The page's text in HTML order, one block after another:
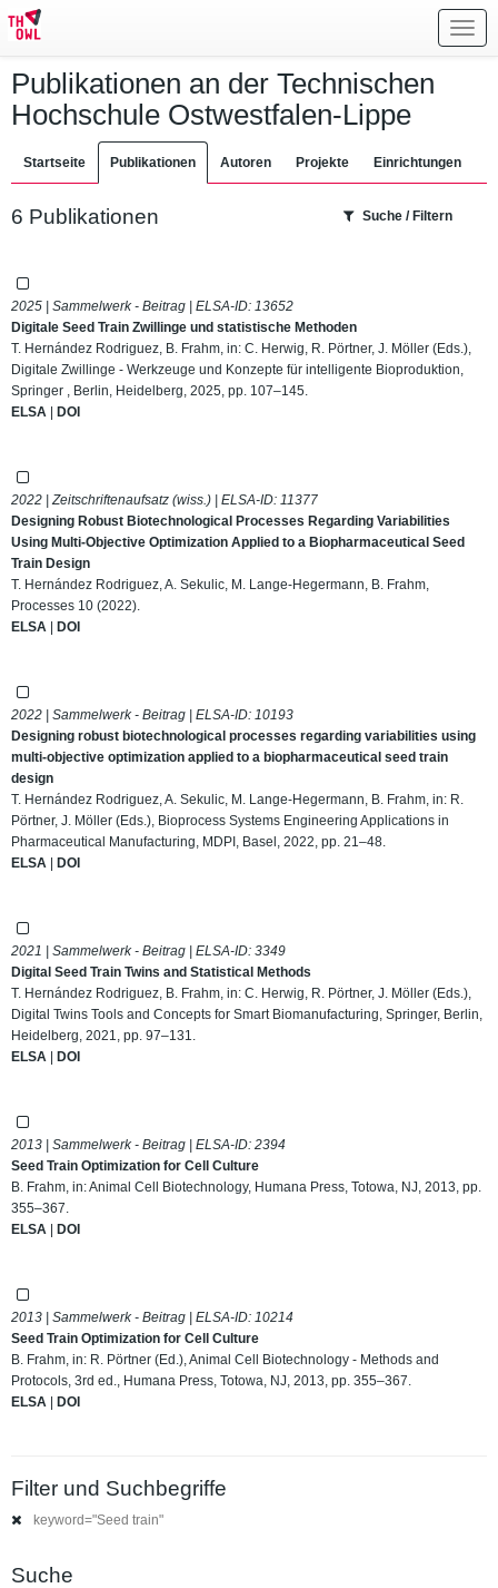
Publikationen an der Technischen
Hochschule Ostwestfalen-Lippe
Startseite Publikationen Autoren Projekte Einrichtungen
6 Publikationen Suche / Filtern
2025 | Sammelwerk - Beitrag | ELSA-ID: 13652
Digitale Seed Train Zwillinge und statistische Methoden
T. Hernández Rodriguez, B. Frahm, in: C. Herwig, R. Pörtner, J. Möller (Eds.),
Digitale Zwillinge - Werkzeuge und Konzepte für intelligente Bioproduktion,
Springer , Berlin, Heidelberg, 2025, pp. 107–145.
ELSA | DOI
2022 | Zeitschriftenaufsatz (wiss.) | ELSA-ID: 11377
Designing Robust Biotechnological Processes Regarding Variabilities
Using Multi-Objective Optimization Applied to a Biopharmaceutical Seed
Train Design
T. Hernández Rodriguez, A. Sekulic, M. Lange-Hegermann, B. Frahm,
Processes 10 (2022).
ELSA | DOI
2022 | Sammelwerk - Beitrag | ELSA-ID: 10193
Designing robust biotechnological processes regarding variabilities using
multi-objective optimization applied to a biopharmaceutical seed train
design
T. Hernández Rodriguez, A. Sekulic, M. Lange-Hegermann, B. Frahm, in: R.
Pörtner, J. Möller (Eds.), Bioprocess Systems Engineering Applications in
Pharmaceutical Manufacturing, MDPI, Basel, 2022, pp. 21–48.
ELSA | DOI
2021 | Sammelwerk - Beitrag | ELSA-ID: 3349
Digital Seed Train Twins and Statistical Methods
T. Hernández Rodriguez, B. Frahm, in: C. Herwig, R. Pörtner, J. Möller (Eds.),
Digital Twins Tools and Concepts for Smart Biomanufacturing, Springer, Berlin,
Heidelberg, 2021, pp. 97–131.
ELSA | DOI
2013 | Sammelwerk - Beitrag | ELSA-ID: 2394
Seed Train Optimization for Cell Culture
B. Frahm, in: Animal Cell Biotechnology, Humana Press, Totowa, NJ, 2013, pp.
355–367.
ELSA | DOI
2013 | Sammelwerk - Beitrag | ELSA-ID: 10214
Seed Train Optimization for Cell Culture
B. Frahm, in: R. Pörtner (Ed.), Animal Cell Biotechnology - Methods and
Protocols, 3rd ed., Humana Press, Totowa, NJ, 2013, pp. 355–367.
ELSA | DOI
Filter und Suchbegriffe
keyword="Seed train"
Suche